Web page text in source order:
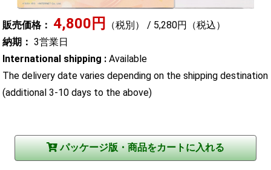
販売価格： 4,800円
（税別） / 5,280円（税込）
納期： 3営業日
International shipping :Available
The delivery date varies depending on the shipping destination
(additional 3-10 days to the above)